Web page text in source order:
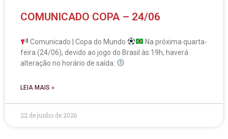
COMUNICADO COPA – 24/06
Comunicado | Copa do Mundo
Na próxima quarta-
feira (24/06), devido ao jogo do Brasil às 19h, haverá
alteração no horário de saída:
LEIA MAIS »
22 de junho de 2026